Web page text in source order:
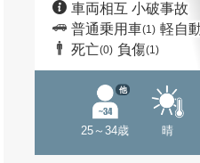
車両相互 小破事故
普通乗用車(1) 軽自
死亡(0) 負傷(1)
25～34歳
他
晴